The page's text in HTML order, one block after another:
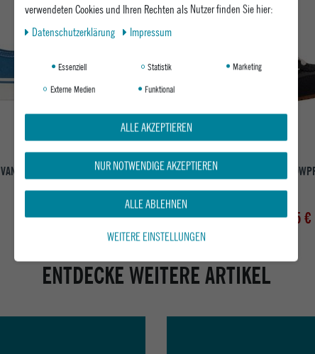
VANS SNEAKER AUTHENTIC
PRIMARY RACING RED
ab 74,95 €
VANS SNEAKER SUPER
SUEDE PEWTER
UVP 99,95 € ab 79,95 €
ENTDECKE WEITERE ARTIKEL
verwendeten Cookies und Ihren Rechten als Nutzer finden Sie hier:
Daten­schutz­erklärung
Impressum
Essenziell Statistik
Marketing
Externe Medien
Funktional
ALLE AKZEPTIEREN
NUR NOTWENDIGE AKZEPTIEREN
ALLE ABLEHNEN
WEITERE EINSTELLUNGEN